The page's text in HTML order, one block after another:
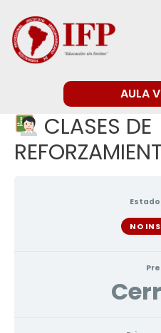
AULA
CLASES DE
NO